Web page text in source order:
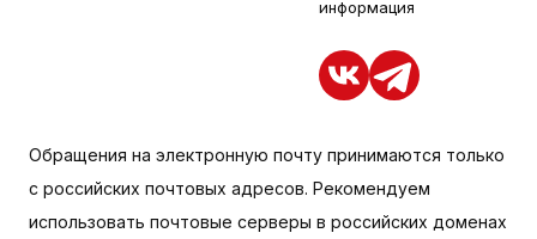
информация
Обращения на электронную почту принимаются только
с российских почтовых адресов. Рекомендуем
использовать почтовые серверы в российских доменах